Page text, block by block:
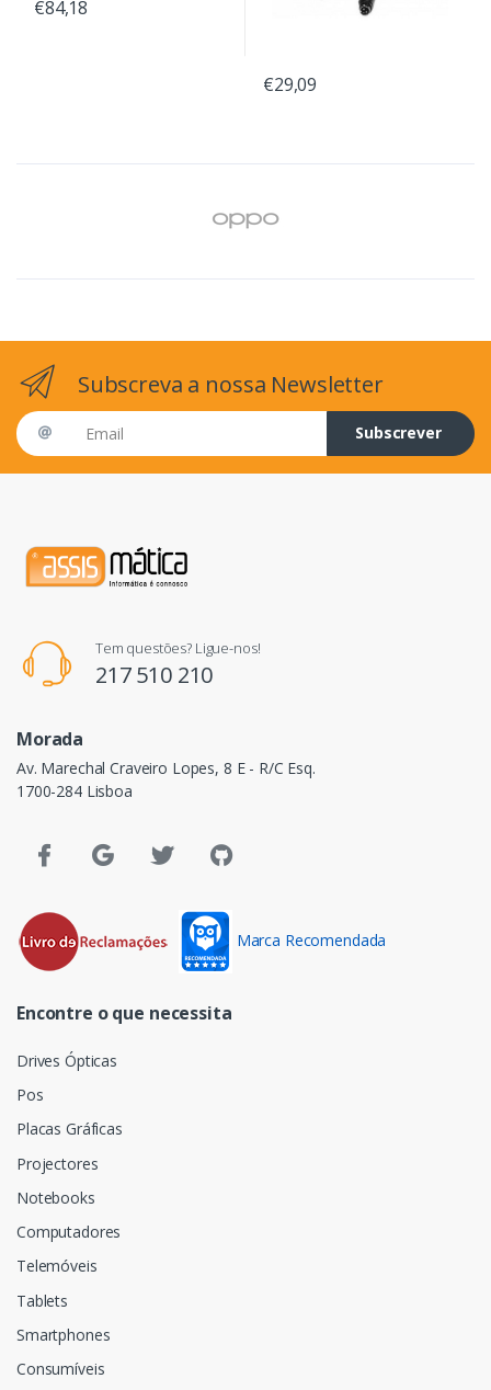
€84,18
€29,09
Subscreva a nossa Newsletter
Email address
Subscrever
Tem questões? Ligue-nos!
217 510 210
Morada
Av. Marechal Craveiro Lopes, 8 E - R/C Esq.
1700-284 Lisboa
Marca Recomendada
Encontre o que necessita
Drives Ópticas
Pos
Placas Gráficas
Projectores
Notebooks
Computadores
Telemóveis
Tablets
Smartphones
Consumíveis